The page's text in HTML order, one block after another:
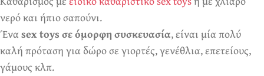
νερό και ήπιο σαπούνι.
Έναsex toys σε όμορφη συσκευασία, είναι μία πολύ
καλή πρόταση για δώρο σε γιορτές, γενέθλια, επετείους,
γάμους κλπ.